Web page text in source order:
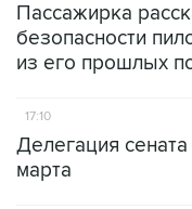
Пассажирка
безопасности
из его прошлых
17:10
Делегация
марта